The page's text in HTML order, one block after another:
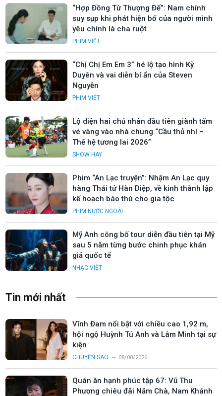
“Hợp Đồng Từ Thượng Đế”: Nam chính
suy sụp khi phát hiện bố của người mình
yêu chính là cha ruột
PHIM VIỆT
“Chị Chị Em Em 3” hé lộ tạo hình Kỳ
Duyên và vai diễn bí ẩn của Steven
Nguyễn
PHIM VIỆT
Lộ diện hai chủ nhân đầu tiên giành tấm
vé vàng vào nhà chung “Cầu thủ nhí –
Thế hệ tương lai 2026”
SHOW HAY
Phim “An Lạc truyện”: Nhậm An Lạc quy
hàng Thái tử Hàn Diệp, về kinh thành lập
kế hoạch báo thù cho gia tộc
PHIM NƯỚC NGOÀI
Mỹ Anh công bố tour diễn đầu tiên tại Mỹ
sau 5 năm từng bước chinh phục khán
giả quốc tế
NHẠC VIỆT
Tin mới nhất
Vĩnh Đam nổi bật với chiều cao 1,92 m,
hội ngộ Huỳnh Tú Anh và Lâm Minh tại sự
kiện
CHUYỆN SAO 08/08/2026
Quán ăn hạnh phúc tập 67: Vũ Thu
Phương chiêu đãi Năm Chà, Nam Khánh